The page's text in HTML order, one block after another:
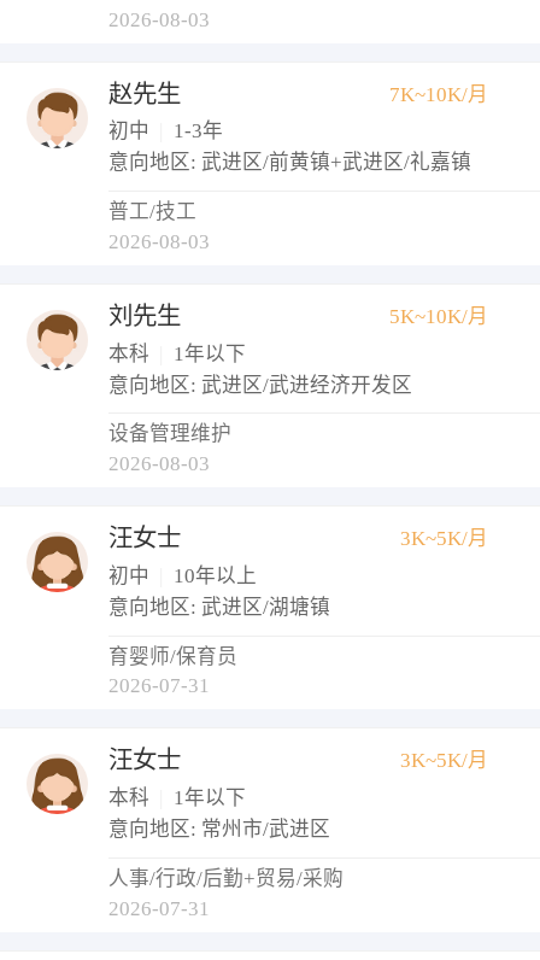
2026-08-03
赵先生
7K~10K/月
初中
1-3年
意向地区: 武进区/前黄镇+武进区/礼嘉镇
普工/技工
2026-08-03
刘先生
5K~10K/月
本科
1年以下
意向地区: 武进区/武进经济开发区
设备管理维护
2026-08-03
汪女士
3K~5K/月
初中
10年以上
意向地区: 武进区/湖塘镇
育婴师/保育员
2026-07-31
汪女士
3K~5K/月
本科
1年以下
意向地区: 常州市/武进区
人事/行政/后勤+贸易/采购
2026-07-31